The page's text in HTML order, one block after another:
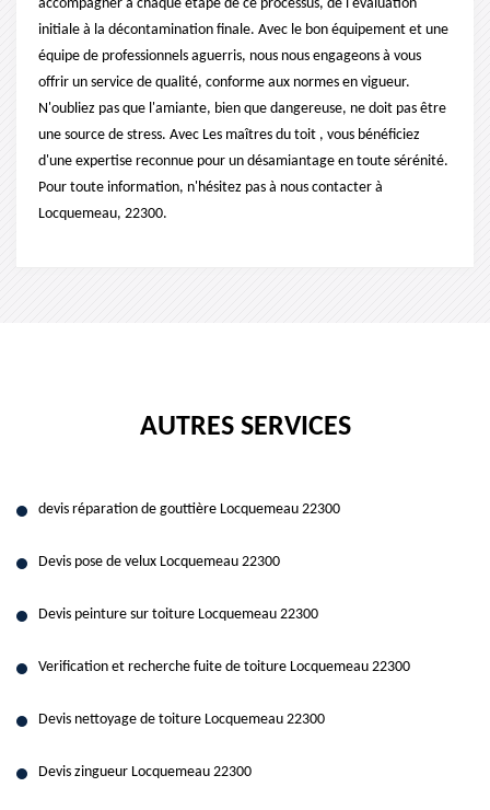
accompagner à chaque étape de ce processus, de l'évaluation
initiale à la décontamination finale. Avec le bon équipement et une
équipe de professionnels aguerris, nous nous engageons à vous
offrir un service de qualité, conforme aux normes en vigueur.
N'oubliez pas que l'amiante, bien que dangereuse, ne doit pas être
une source de stress. Avec Les maîtres du toit , vous bénéficiez
d'une expertise reconnue pour un désamiantage en toute sérénité.
Pour toute information, n'hésitez pas à nous contacter à
Locquemeau, 22300.
AUTRES SERVICES
devis réparation de gouttière Locquemeau 22300
Devis pose de velux Locquemeau 22300
Devis peinture sur toiture Locquemeau 22300
Verification et recherche fuite de toiture Locquemeau 22300
Devis nettoyage de toiture Locquemeau 22300
Devis zingueur Locquemeau 22300